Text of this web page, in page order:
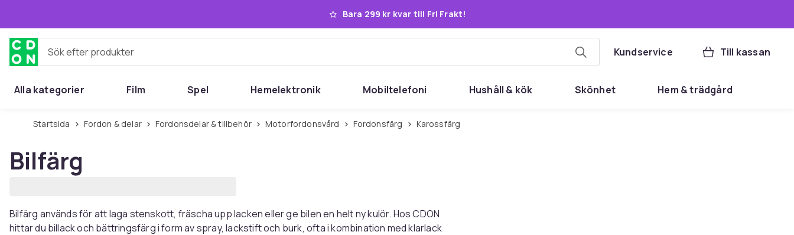
Bara 299 kr kvar till Fri Frakt!
Sök efter produkter Kundservice Till kassan
Alla kategorier Film Spel Hemelektronik Mobiltelefoni Hushåll & kök Skönhet Hem & trädgård
Startsida Fordon & delar Fordonsdelar & tillbehör Motorfordonsvård Fordonsfärg Karossfärg
Bilfärg
Bilfärg används för att laga stenskott, fräscha upp lacken eller ge bilen en helt ny kulör. Hos CDON
hittar du billack och bättringsfärg i form av spray, lackstift och burk, ofta i kombination med klarlack